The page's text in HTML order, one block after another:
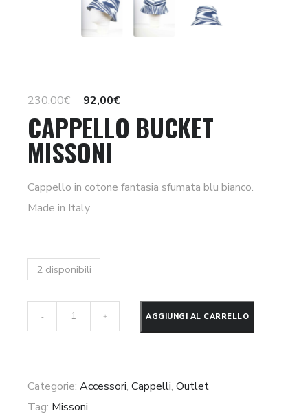
230,00€
Il
prezzo
originale
era:
230,00€.
92,00€Il
prezzo
attuale
92,00€.
CAPPELLO BUCKET
MISSONI
Cappello in cotone fantasia sfumata blu bianco.
Made in Italy
2 disponibili
bucket
Missoni
- + AGGIUNGI AL CARRELLO
Categorie:Accessori,Cappelli,Outlet
Tag: Missoni